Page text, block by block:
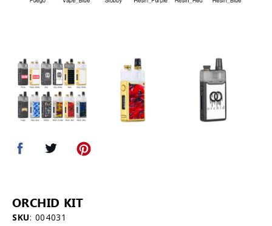
ORCHID KIT
SKU: 004031